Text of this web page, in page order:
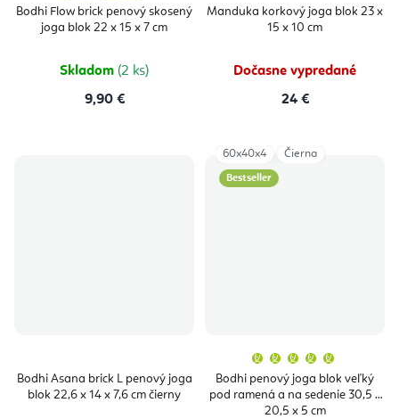
Bodhi Flow brick penový skosený
joga blok 22 x 15 x 7 cm
produktu
je
5,0
hviezdičiek.
Skladom (2 ks)
9,90 €
Manduka korkový joga blok 23 x
15 x 10 cm
Dočasne vypredané
24 €
Bodhi Asana brick L penový joga
blok 22,6 x 14 x 7,6 cm čierny
Bestseller
Bodhi penový joga blok veľký
pod ramená a na sedenie 30,5 x
20,5 x 5 cm
produktu
je
5,0
60x40x4 Čierna